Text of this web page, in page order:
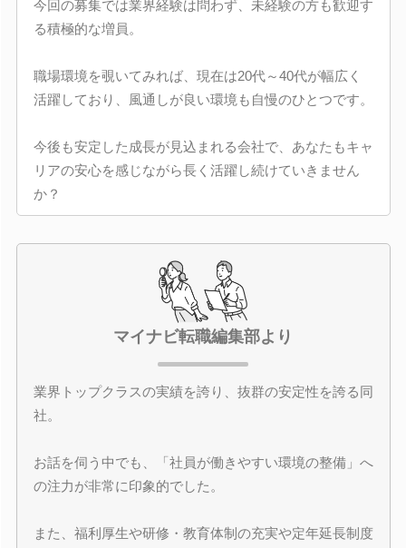
今回の募集では業界経験は問わず、未経験の方も歓迎す
る積極的な増員。
職場環境を覗いてみれば、現在は20代～40代が幅広く
活躍しており、風通しが良い環境も自慢のひとつです。
今後も安定した成長が見込まれる会社で、あなたもキャ
リアの安心を感じながら長く活躍し続けていきません
か？
マイナビ転職編集部より
業界トップクラスの実績を誇り、抜群の安定性を誇る同
社。
お話を伺う中でも、「社員が働きやすい環境の整備」へ
の注力が非常に印象的でした。
また、福利厚生や研修・教育体制の充実や定年延長制度